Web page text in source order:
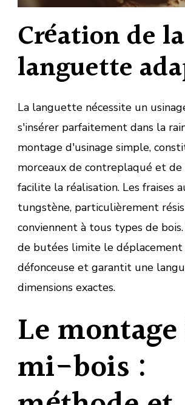
Création de la
languette
La languette nécessite un
s'insérer parfaitement dans la
montage d'usinage simple,
morceaux de contreplaqué et de
facilite la réalisation. Les fraises
tungstène, particulièrement
conviennent à tous types de
de butées limite le déplacement
défonceuse et garantit une
dimensions exactes.
Le montage
mi-bois :